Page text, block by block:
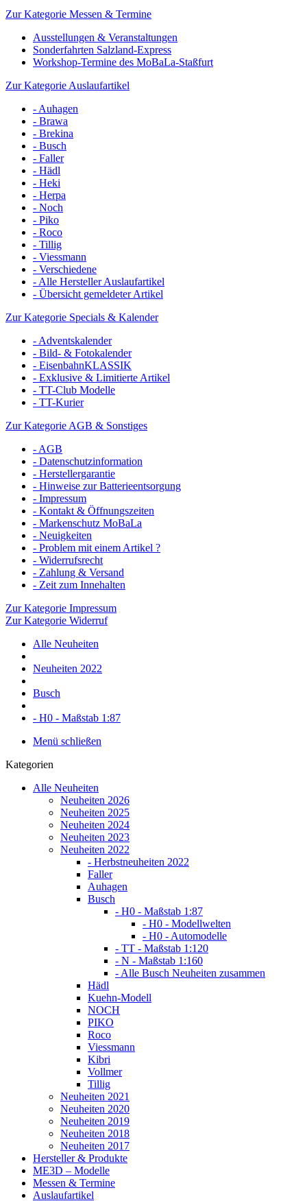
Zur Kategorie Messen & Termine
Ausstellungen & Veranstaltungen
Sonderfahrten Salzland-Express
Workshop-Termine des MoBaLa-Staßfurt
Zur Kategorie Auslaufartikel
- Auhagen
- Brawa
- Brekina
- Busch
- Faller
- Hädl
- Heki
- Herpa
- Noch
- Piko
- Roco
- Tillig
- Viessmann
- Verschiedene
- Alle Hersteller Auslaufartikel
- Übersicht gemeldeter Artikel
Zur Kategorie Specials & Kalender
- Adventskalender
- Bild- & Fotokalender
- EisenbahnKLASSIK
- Exklusive & Limitierte Artikel
- TT-Club Modelle
- TT-Kurier
Zur Kategorie AGB & Sonstiges
- AGB
- Datenschutzinformation
- Herstellergarantie
- Hinweise zur Batterieentsorgung
- Impressum
- Kontakt & Öffnungszeiten
- Markenschutz MoBaLa
- Neuigkeiten
- Problem mit einem Artikel ?
- Widerrufsrecht
- Zahlung & Versand
- Zeit zum Innehalten
Zur Kategorie Impressum
Zur Kategorie Widerruf
Alle Neuheiten
Neuheiten 2022
Busch
- H0 - Maßstab 1:87
Menü schließen
Kategorien
Alle Neuheiten
Neuheiten 2026
Neuheiten 2025
Neuheiten 2024
Neuheiten 2023
Neuheiten 2022
- Herbstneuheiten 2022
Faller
Auhagen
Busch
- H0 - Maßstab 1:87
- H0 - Modellwelten
- H0 - Automodelle
- TT - Maßstab 1:120
- N - Maßstab 1:160
- Alle Busch Neuheiten zusammen
Hädl
Kuehn-Modell
NOCH
PIKO
Roco
Viessmann
Kibri
Vollmer
Tillig
Neuheiten 2021
Neuheiten 2020
Neuheiten 2019
Neuheiten 2018
Neuheiten 2017
Hersteller & Produkte
ME3D – Modelle
Messen & Termine
Auslaufartikel